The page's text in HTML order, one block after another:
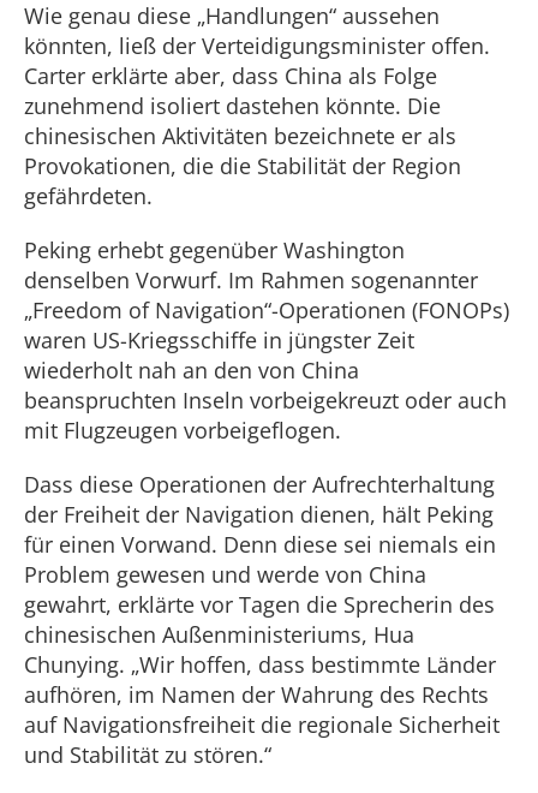
Wie genau diese „Handlungen“ aussehen
könnten, ließ der Verteidigungsminister offen.
Carter erklärte aber, dass China als Folge
zunehmend isoliert dastehen könnte. Die
chinesischen Aktivitäten bezeichnete er als
Provokationen, die die Stabilität der Region
gefährdeten.
Peking erhebt gegenüber Washington
denselben Vorwurf. Im Rahmen sogenannter
„Freedom of Navigation“-Operationen (FONOPs)
waren US-Kriegsschiffe in jüngster Zeit
wiederholt nah an den von China
beanspruchten Inseln vorbeigekreuzt oder auch
mit Flugzeugen vorbeigeflogen.
Dass diese Operationen der Aufrechterhaltung
der Freiheit der Navigation dienen, hält Peking
für einen Vorwand. Denn diese sei niemals ein
Problem gewesen und werde von China
gewahrt, erklärte vor Tagen die Sprecherin des
chinesischen Außenministeriums, Hua
Chunying. „Wir hoffen, dass bestimmte Länder
aufhören, im Namen der Wahrung des Rechts
auf Navigationsfreiheit die regionale Sicherheit
und Stabilität zu stören.“